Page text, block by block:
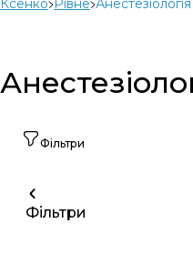
Ксенко Рівне
Фільтри
Фільтри